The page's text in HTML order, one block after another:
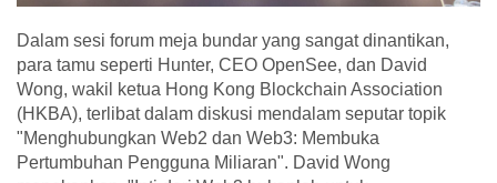
Dalam sesi forum meja bundar yang sangat dinantikan,
para tamu seperti Hunter, CEO OpenSee, dan David
Wong, wakil ketua Hong Kong Blockchain Association
(HKBA), terlibat dalam diskusi mendalam seputar topik
"Menghubungkan Web2 dan Web3: Membuka
Pertumbuhan Pengguna Miliaran". David Wong